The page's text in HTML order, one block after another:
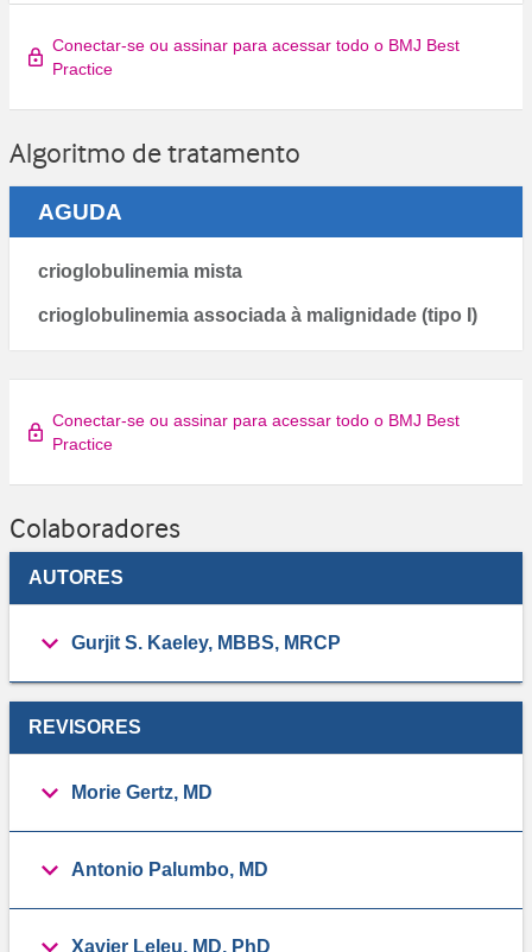
Conectar-se ou assinar para acessar todo o BMJ Best
Practice
Algoritmo de tratamento
AGUDA
crioglobulinemia mista
crioglobulinemia associada à malignidade (tipo I)
Conectar-se ou assinar para acessar todo o BMJ Best
Practice
Colaboradores
AUTORES
Gurjit S. Kaeley, MBBS, MRCP
REVISORES
Morie Gertz, MD
Antonio Palumbo, MD
Xavier Leleu, MD, PhD